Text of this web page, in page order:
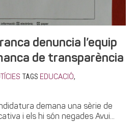
denuncia l’equip
de transparència
TAGS EDUCACIÓ,
demana una sèrie de
i els hi són negades Avui...